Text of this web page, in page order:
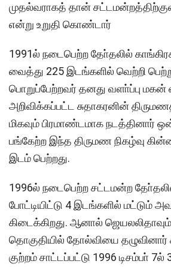
முதல்வராகத் தான்
என்று உறுதி கொண்டார்
1991ல் நடைபெற்ற தோ்தலில்
வைத்து 225 இடங்களில் வெற்றி
பொறுப்பேற்றவர் தனது வளா்ப்பு மகன்
அறிவிக்கப்பட்ட சுதாகரனின்
மிகவும் பிரமாண்டமாக நடத்தினார்
பங்கேற்ற இந்த திருமண நிகழ்வு
இடம் பெற்றது.
1996ல் நடைபெற்ற சட்டமன்ற
போட்டியிட்டு 4 இடங்களில் மட்டும்
கிடைக்கிறது. ஆனால்
தொகுதியில் தோல்வியை தழுவினார்
குற்றம் சாட்டப்பட்டு 1996 டிசம்பா் 7ல்